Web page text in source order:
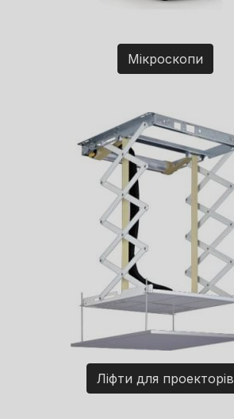
Мікроскопи
Ліфти для проекторів